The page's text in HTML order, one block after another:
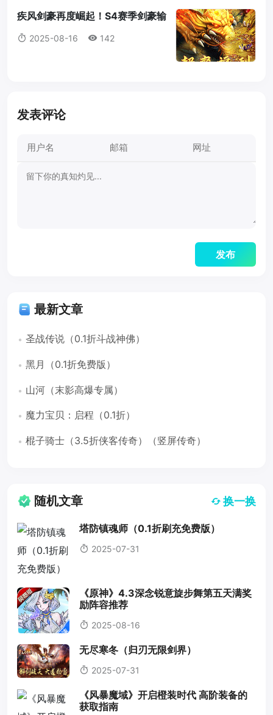
疾风剑豪再度崛起！S4赛季剑豪输
出机制全解析
2025-08-16 142
发表评论
最新文章
圣战传说（0.1折斗战神佛）
黑月（0.1折免费版）
山河（末影高爆专属）
魔力宝贝：启程（0.1折）
棍子骑士（3.5折侠客传奇）（竖屏传奇）
随机文章 换一换
塔防镇魂师（0.1折刷充免费版）
2025-07-31
《原神》4.3深念锐意旋步舞第五天满奖
励阵容推荐
2025-08-16
无尽寒冬（归刃无限剑界）
2025-07-31
《风暴魔域》开启橙装时代 高阶装备的
获取指南